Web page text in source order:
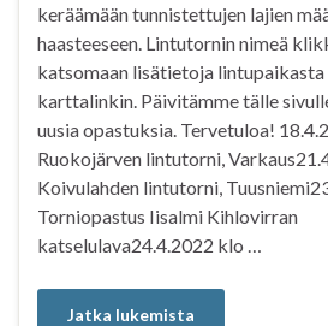
keräämään tunnistettujen lajien
haasteeseen. Lintutornin nimeä
katsomaan lisätietoja lintupaikasta
karttalinkin. Päivitämme tälle
uusia opastuksia. Tervetuloa!
Ruokojärven lintutorni,
Koivulahden lintutorni,
Torniopastus Iisalmi Kihlovirran
katselulava24.4.2022 klo …
Jatka lukemista